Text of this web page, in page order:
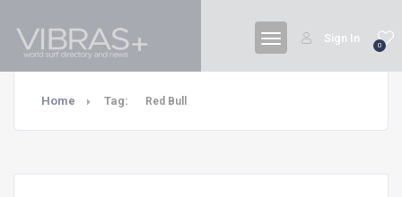
0
Sign In
Home Tag: Red Bull